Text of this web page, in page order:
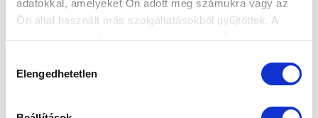
adatokkal, amelyeket Ön adott meg számukra vagy az
Ön által használt más szolgáltatásokból gyűjtöttek. A
kiválasztása
Elengedhetetlen